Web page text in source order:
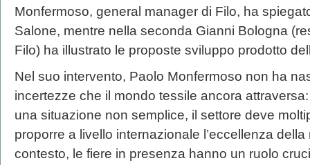
Monfermoso, general manager di Filo, ha
Salone, mentre nella seconda Gianni Bologna
Filo) ha illustrato le proposte sviluppo prodotto
Nel suo intervento, Paolo Monfermoso non ha
incertezze che il mondo tessile ancora
una situazione non semplice, il settore deve
proporre a livello internazionale l’eccellenza
contesto, le fiere in presenza hanno un ruolo